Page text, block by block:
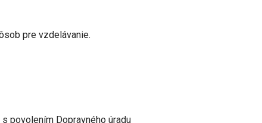
pre vzdelávanie.
povolením Dopravného úradu